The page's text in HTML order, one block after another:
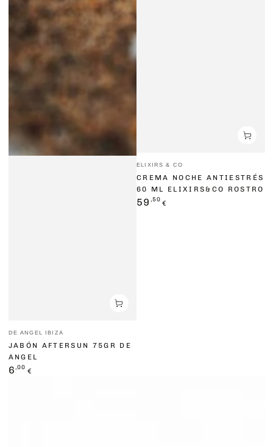
Vendedor:
DE ANGEL IBIZA
JABÓN AFTERSUN 75GR DE
ANGEL
Precio
6 ,00 €
Vendedor:
ELIXIRS & CO
CREMA NOCHE ANTIESTRÉS
60 ML ELIXIRS&CO ROSTRO
Precio
59 ,50 €